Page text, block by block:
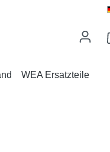
WEA Ersatzteile